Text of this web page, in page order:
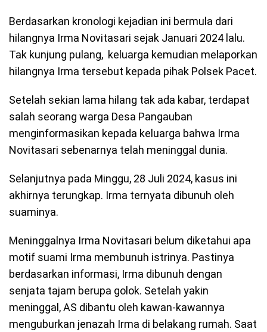
Berdasarkan kronologi kejadian ini bermula dari
hilangnya Irma Novitasari sejak Januari 2024 lalu.
Tak kunjung pulang, keluarga kemudian melaporkan
hilangnya Irma tersebut kepada pihak Polsek Pacet.
Setelah sekian lama hilang tak ada kabar, terdapat
salah seorang warga Desa Pangauban
menginformasikan kepada keluarga bahwa Irma
Novitasari sebenarnya telah meninggal dunia.
Selanjutnya pada Minggu, 28 Juli 2024, kasus ini
akhirnya terungkap. Irma ternyata dibunuh oleh
suaminya.
Meninggalnya Irma Novitasari belum diketahui apa
motif suami Irma membunuh istrinya. Pastinya
berdasarkan informasi, Irma dibunuh dengan
senjata tajam berupa golok. Setelah yakin
meninggal, AS dibantu oleh kawan-kawannya
menguburkan jenazah Irma di belakang rumah. Saat